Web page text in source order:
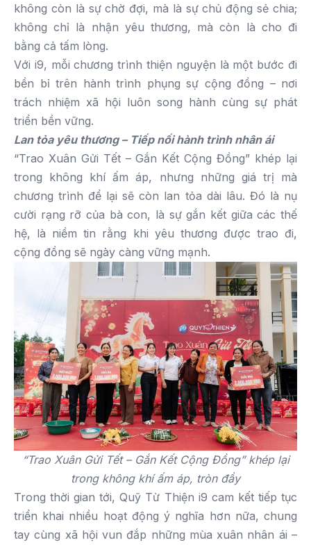
không còn là sự chờ đợi, mà là sự chủ động sẻ chia;
không chỉ là nhận yêu thương, mà còn là cho đi
bằng cả tấm lòng.
Với i9, mỗi chương trình thiện nguyện là một bước đi
bền bỉ trên hành trình phụng sự cộng đồng – nơi
trách nhiệm xã hội luôn song hành cùng sự phát
triển bền vững.
Lan tỏa yêu thương – Tiếp nối hành trình nhân ái
“Trao Xuân Gửi Tết – Gắn Kết Cộng Đồng” khép lại
trong không khí ấm áp, nhưng những giá trị mà
chương trình để lại sẽ còn lan tỏa dài lâu. Đó là nụ
cười rạng rỡ của bà con, là sự gắn kết giữa các thế
hệ, là niềm tin rằng khi yêu thương được trao đi,
cộng đồng sẽ ngày càng vững mạnh.
“Trao Xuân Gửi Tết – Gắn Kết Cộng Đồng” khép lại
trong không khí ấm áp, tròn đầy
Trong thời gian tới, Quỹ Từ Thiện i9 cam kết tiếp tục
triển khai nhiều hoạt động ý nghĩa hơn nữa, chung
tay cùng xã hội vun đắp những mùa xuân nhân ái –